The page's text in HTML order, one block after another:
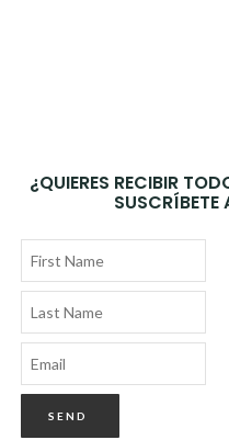
¿QUIERES RECIBIR
SUSCRÍBETE